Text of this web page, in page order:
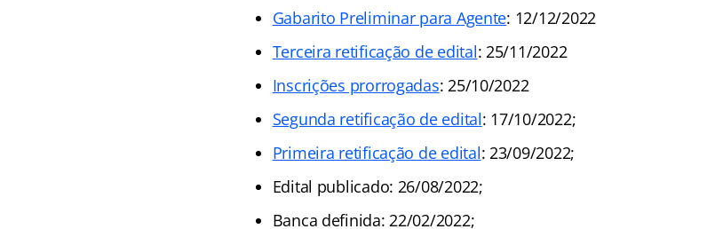
Gabarito Preliminar para Agente: 12/12/2022
Terceira retificação de edital: 25/11/2022
Inscrições prorrogadas: 25/10/2022
Segunda retificação de edital: 17/10/2022;
Primeira retificação de edital: 23/09/2022;
Edital publicado: 26/08/2022;
Banca definida: 22/02/2022;